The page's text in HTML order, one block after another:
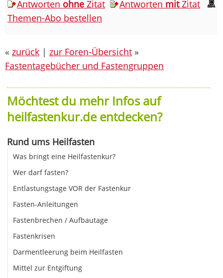
Antworten ohne Zitat Antworten mitZitat
Themen-Abo bestellen
« zurück | zur Foren-Übersicht »
Fastentagebücher und Fastengruppen
Möchtest du mehr Infos auf
heilfastenkur.de entdecken?
Rund ums Heilfasten
Was bringt eine Heilfastenkur?
Wer darf fasten?
Entlastungstage VOR der Fastenkur
Fasten-Anleitungen
Fastenbrechen / Aufbautage
Fastenkrisen
Darmentleerung beim Heilfasten
Mittel zur Entgiftung